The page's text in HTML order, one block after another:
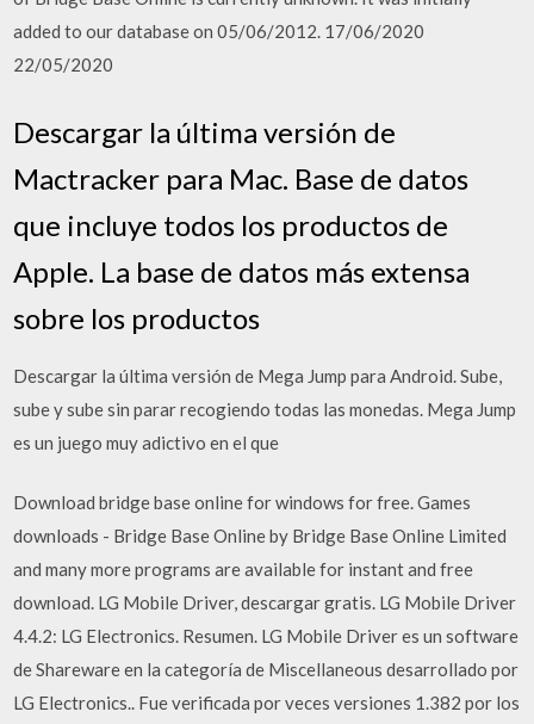
added to our database on 05/06/2012. 17/06/2020
22/05/2020
Descargar la última versión de
Mactracker para Mac. Base de datos
que incluye todos los productos de
Apple. La base de datos más extensa
sobre los productos
Descargar la última versión de Mega Jump para Android. Sube,
sube y sube sin parar recogiendo todas las monedas. Mega Jump
es un juego muy adictivo en el que
Download bridge base online for windows for free. Games
downloads - Bridge Base Online by Bridge Base Online Limited
and many more programs are available for instant and free
download. LG Mobile Driver, descargar gratis. LG Mobile Driver
4.4.2: LG Electronics. Resumen. LG Mobile Driver es un software
de Shareware en la categoría de Miscellaneous desarrollado por
LG Electronics.. Fue verificada por veces versiones 1.382 por los